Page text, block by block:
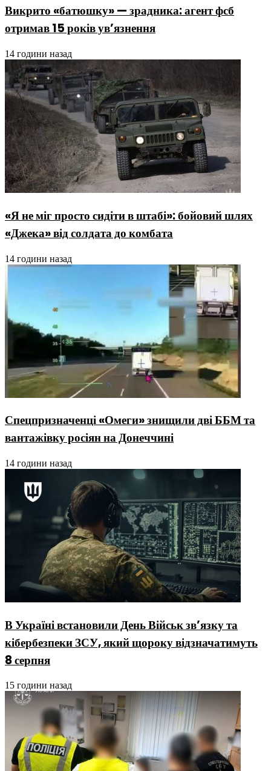
Викрито «батюшку» — зрадника: агент фсб
отримав 15 років ув’язнення
14 години назад
«Я не міг просто сидіти в штабі»: бойовий шлях
«Джека» від солдата до комбата
14 години назад
Спецпризначенці «Омеги» знищили дві ББМ та
вантажівку росіян на Донеччині
14 години назад
В Україні встановили День Військ зв’язку та
кібербезпеки ЗСУ, який щороку відзначатимуть
8 серпня
15 години назад